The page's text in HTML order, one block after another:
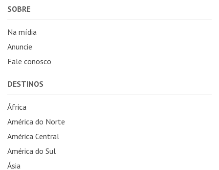
SOBRE
Na mídia
Anuncie
Fale conosco
DESTINOS
África
América do Norte
América Central
América do Sul
Ásia